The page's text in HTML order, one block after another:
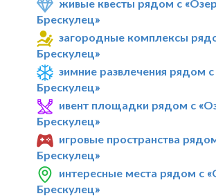
живые квесты рядом с
Брескулец»
загородные комплексы
Брескулец»
зимние развлечения рядом
Брескулец»
ивент площадки рядом с
Брескулец»
игровые пространства
Брескулец»
интересные места рядом с
Брескулец»